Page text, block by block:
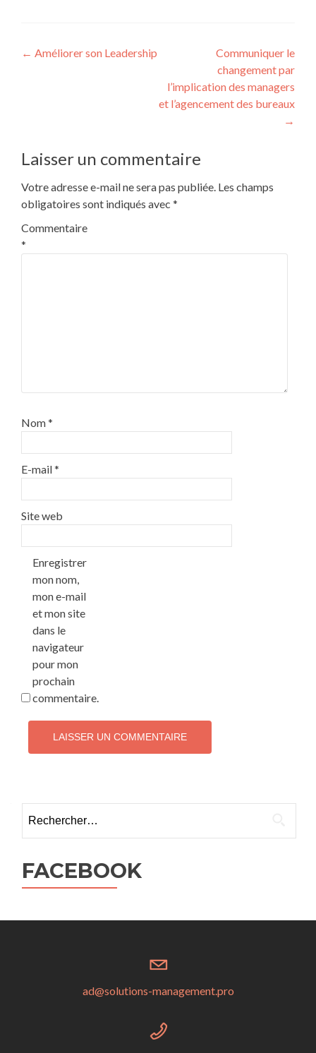
Navigation
← Améliorer son Leadership
Communiquer le
changement par
l’implication des managers
et l’agencement des bureaux
→
Laisser un commentaire
Votre adresse e-mail ne sera pas publiée. Les champs
obligatoires sont indiqués avec *
Commentaire
*
Nom*
E-mail*
Site web
Enregistrer
mon nom,
mon e-mail
et mon site
dans le
navigateur
pour mon
prochain
commentaire.
FACEBOOK
ad@solutions-management.pro